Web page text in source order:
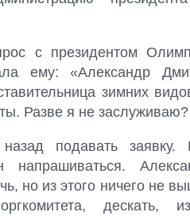
с президентом
ему: «Александр
зимних
Разве я не
подавать заявку.
но из этого ничего не
дескать,